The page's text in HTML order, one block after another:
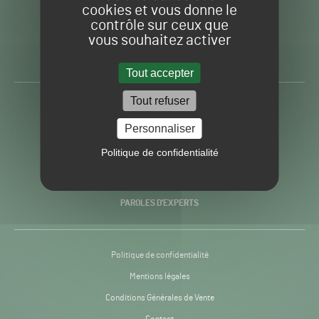
cookies et vous donne le
contrôle sur ceux que
vous souhaitez activer
Tout accepter
Tout refuser
Personnaliser
Politique de confidentialité
Gazon
Sport
H24
-
Toute l’info autour du
PRATIQUES
PAROLES D’EXPERTS
Politique de confidentialité
Mentions légales
Conditions Générales de Vente